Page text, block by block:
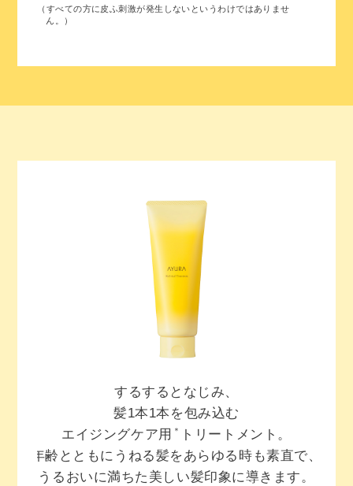
（すべての方に皮ふ刺激が発生しないというわけではありませ
ん。）
するするとなじみ、
髪1本1本を包み込む
エイジングケア用
＊
トリートメント。
年齢とともにうねる髪をあらゆる時も素直で、
うるおいに満ちた美しい髪印象に導きます。